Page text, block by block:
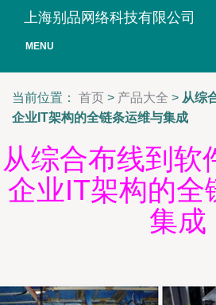
上海别品网络科技有限公司
MENU
当前位置： 首页 > 产品大全 > 从综
企业IT架构的全链条运维与集成
从综合布线到软
企业IT架构的全
集成